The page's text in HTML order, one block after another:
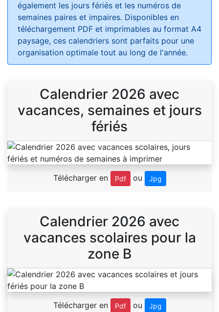
également les jours fériés et les numéros de
semaines paires et impaires. Disponibles en
téléchargement PDF et imprimables au format A4
paysage, ces calendriers sont parfaits pour une
organisation optimale tout au long de l'année.
Calendrier 2026 avec
vacances, semaines et jours
fériés
Télécharger en Pdf ou Jpg
Calendrier 2026 avec
vacances scolaires pour la
zone B
Télécharger en Pdf ou Jpg